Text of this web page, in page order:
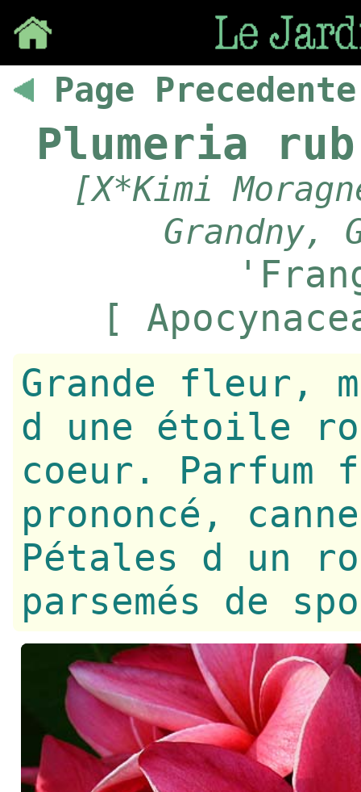
Page Precedente
Plumeria
[X*Kimi
Grandny,
[
Grande fleur,
d une étoile
coeur.
prononcé,
Pétales d un
parsemés de